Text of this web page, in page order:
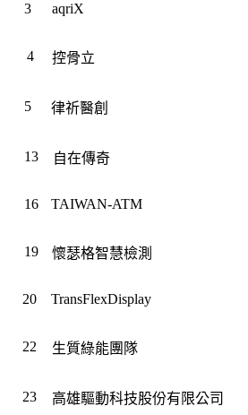
3 aqriX
4 控骨立
5 律祈醫創
13 自在傳奇
16 TAIWAN-ATM
19 懷瑟格智慧檢測
20 TransFlexDisplay
22 生質綠能團隊
23 高雄驅動科技股份有限公司